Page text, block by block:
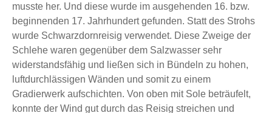
musste her. Und diese wurde im ausgehenden 16. bzw.
beginnenden 17. Jahrhundert gefunden. Statt des Strohs
wurde Schwarzdornreisig verwendet. Diese Zweige der
Schlehe waren gegenüber dem Salzwasser sehr
widerstandsfähig und ließen sich in Bündeln zu hohen,
luftdurchlässigen Wänden und somit zu einem
Gradierwerk aufschichten. Von oben mit Sole beträufelt,
konnte der Wind gut durch das Reisig streichen und